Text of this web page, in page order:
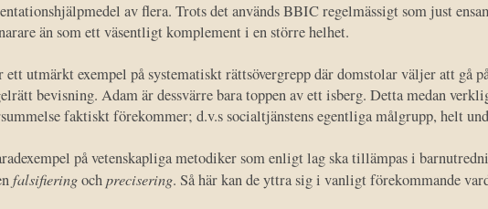
av flera. Trots det används BBIC regelmässigt som just
än som ett väsentligt komplement i en större helhet.
ett utmärkt exempel på systematiskt rättsövergrepp där domstolar väljer att gå
bevisning. Adam är dessvärre bara toppen av ett isberg. Detta medan
faktiskt förekommer; d.v.s socialtjänstens egentliga målgrupp, helt
på vetenskapliga metodiker som enligt lag ska tillämpas i
falsifieringochprecisering. Så här kan de yttra sig i vanligt förekommande